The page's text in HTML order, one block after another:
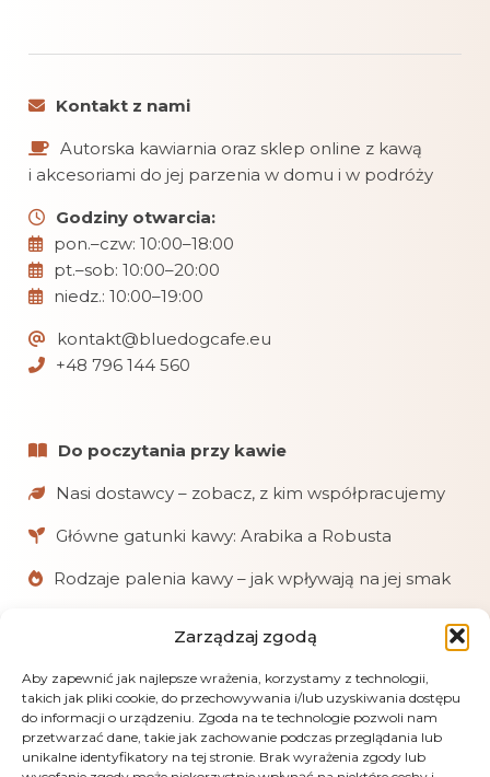
Zarządzaj zgodą
Aby zapewnić jak najlepsze wrażenia, korzystamy z technologii,
takich jak pliki cookie, do przechowywania i/lub uzyskiwania dostępu
do informacji o urządzeniu. Zgoda na te technologie pozwoli nam
przetwarzać dane, takie jak zachowanie podczas przeglądania lub
unikalne identyfikatory na tej stronie. Brak wyrażenia zgody lub
Kontakt z nami
Autorska kawiarnia oraz sklep online z kawą
i akcesoriami do jej parzenia w domu i w podróży
Godziny otwarcia:
pon.–czw: 10:00–18:00
pt.–sob: 10:00–20:00
niedz.: 10:00–19:00
kontakt@bluedogcafe.eu
+48 796 144 560
Do poczytania przy kawie
Nasi dostawcy – zobacz, z kim współpracujemy
Główne gatunki kawy: Arabika a Robusta
Rodzaje palenia kawy – jak wpływają na jej smak
Chętnie pomagamy klientom w doborze kaw
i akcesoriów.
Realizujemy zamówienia online, mailowe